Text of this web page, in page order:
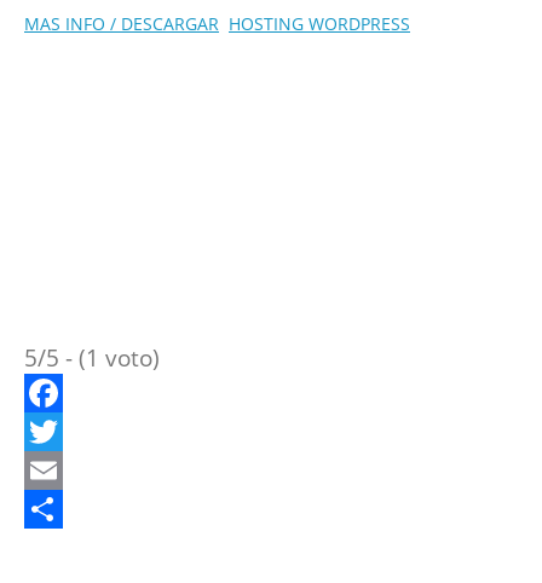
MAS INFO / DESCARGAR HOSTING WORDPRESS
5/5 - (1 voto)
Facebook
Twitter
Email